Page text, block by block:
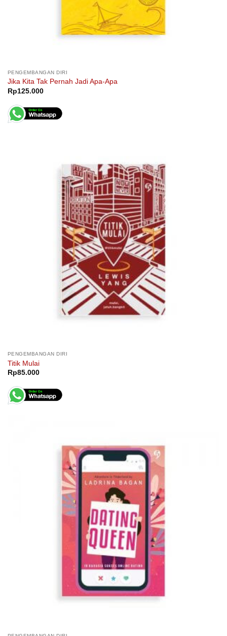
PENGEMBANGAN DIRI
Jika Kita Tak Pernah Jadi Apa-Apa
Rp125.000
PENGEMBANGAN DIRI
Titik Mulai
Rp85.000